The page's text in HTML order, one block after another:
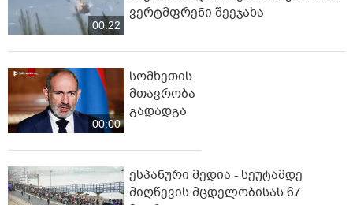
00:22
ვერტმფრენი შეეჯახა
00:00
სომხეთის
მთავრობა
გადადგა
ესპანური მედია - სეუტამდე
მიღწევის მცდელობისას 67